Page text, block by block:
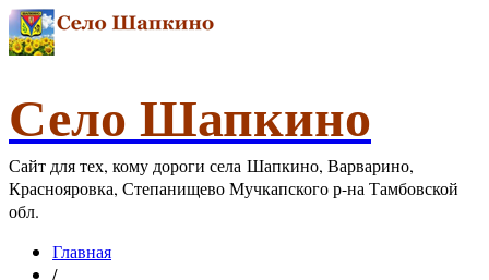
Село Шапкино
Сайт для тех, кому дороги села Шапкино, Варварино,
Краснояровка, Степанищево Мучкапского р-на Тамбовской
обл.
Главная
/